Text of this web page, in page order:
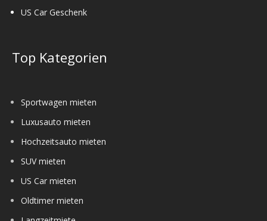
US Car Geschenk
Top Kategorien
Sportwagen mieten
Luxusauto mieten
Hochzeitsauto mieten
SUV mieten
US Car mieten
Oldtimer mieten